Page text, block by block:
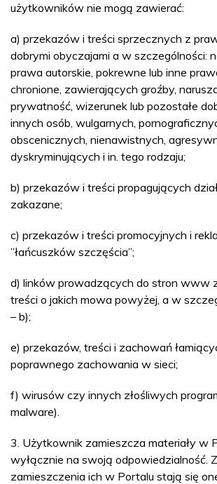
użytkowników nie mogą zawierać:
a) przekazów i treści sprzecznych z
dobrymi obyczajami a w szczególności:
prawa autorskie, pokrewne lub inne
chronione, zawierających groźby,
prywatność, wizerunek lub pozostałe
innych osób, wulgarnych,
obscenicznych, nienawistnych,
dyskryminujących i in. tego rodzaju;
b) przekazów i treści propagujących
zakazane;
c) przekazów i treści promocyjnych i
”łańcuszków szczęścia”;
d) linków prowadzących do stron www
treści o jakich mowa powyżej, a w
– b);
e) przekazów, treści i zachowań
poprawnego zachowania w sieci;
f) wirusów czy innych złośliwych
malware).
3. Użytkownik zamieszcza materiały w
wyłącznie na swoją odpowiedzialność.
zamieszczenia ich w Portalu stają się